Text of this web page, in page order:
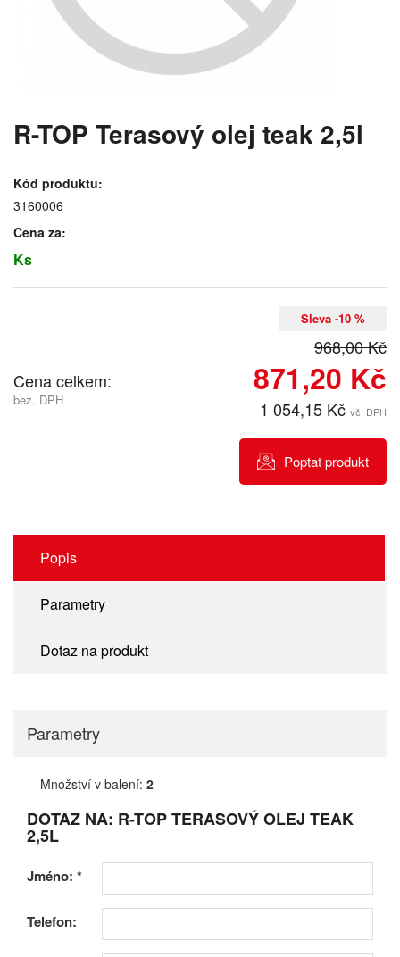
R-TOP Terasový olej teak 2,5l
Kód produktu:
3160006
Cena za:
Ks
Sleva -10 %
968,00 Kč
Cena celkem:
bez. DPH
871,20 Kč
1 054,15 Kč vč. DPH
Poptat produkt
Popis
Parametry
Dotaz na produkt
Parametry
Množství v balení: 2
DOTAZ NA: R-TOP TERASOVÝ OLEJ TEAK
2,5L
Jméno: *
Telefon: